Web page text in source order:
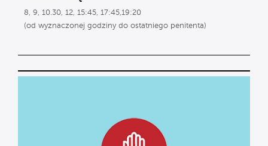
8, 9, 10.30, 12, 15:45, 17:45,19:20
(od wyznaczonej godziny do ostatniego penitenta)